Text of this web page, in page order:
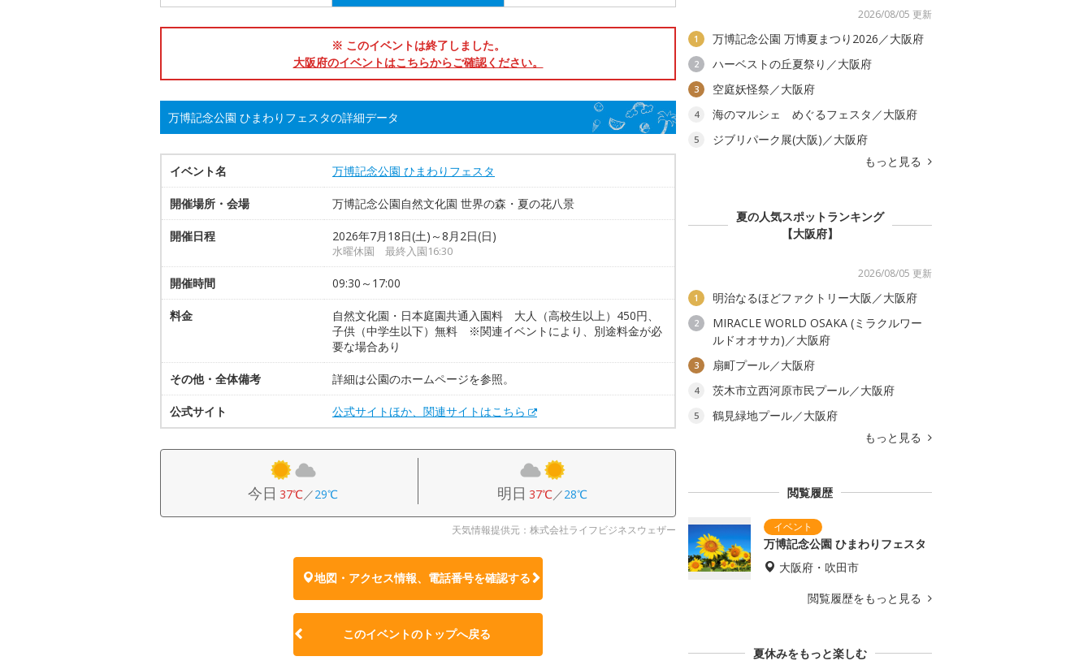
※ このイベントは終了しました。
大阪府のイベントはこちらからご確認ください。
万博記念公園 ひまわりフェスタの詳細データ
イベント名 万博記念公園 ひまわりフェスタ
開催場所・会場 万博記念公園自然文化園 世界の森・夏の花八景
開催日程 2026年7月18日(土)～8月2日(日)
水曜休園 最終入園16:30
開催時間 09:30～17:00
料金
自然文化園・日本庭園共通入園料 大人（高校生以上）450円、
子供（中学生以下）無料 ※関連イベントにより、別途料金が必
要な場合あり
その他・全体備考 詳細は公園のホームページを参照。
公式サイト 公式サイトほか、関連サイトはこちら
今日 37℃／29℃ 明日 37℃／28℃
天気情報提供元：株式会社ライフビジネスウェザー
地図・アクセス情報、電話番号を確認する
このイベントのトップへ戻る
2026/08/05 更新
1 万博記念公園 万博夏まつり2026／大阪府
2 ハーベストの丘夏祭り／大阪府
3 空庭妖怪祭／大阪府
4 海のマルシェ めぐるフェスタ／大阪府
5
ジブリパーク展(大阪)／大阪府
もっと見る
夏の人気スポットランキング
【大阪府】
2026/08/05 更新
1 明治なるほどファクトリー大阪／大阪府
2
MIRACLE WORLD OSAKA (ミラクルワー
ルドオオサカ)／大阪府
3 扇町プール／大阪府
4 茨木市立西河原市民プール／大阪府
5
鶴見緑地プール／大阪府
もっと見る
閲覧履歴
万博記念公園 ひまわりフェスタ
大阪府・吹田市
閲覧履歴をもっと見る
夏休みをもっと楽しむ